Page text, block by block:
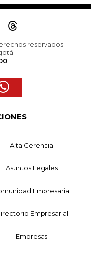
reservados.
Alta Gerencia
Asuntos Legales
Empresarial
Empresarial
Empresas